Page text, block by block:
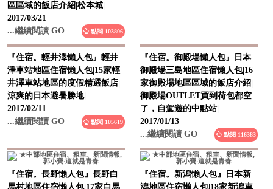
區區域的飯店介紹|松本城|
2017/03/21
...繼續閱讀 GO
點閱 103806
『住宿。輕井澤懶人包』輕井
澤車站地區住宿懶人包|15家輕
井澤車站地區的度假精選飯店|
涼爽的日本避暑勝地|
2017/02/11
...繼續閱讀 GO
點閱 105619
『住宿。御殿場懶人包』日本
御殿場三島地區住宿懶人包|16
家御殿場地區區域的飯店介紹|
御殿場OUTLET買到荷包都空
了，自駕遊的中點站|
2017/01/13
...繼續閱讀 GO
點閱 116383
『住宿。長野懶人包』長野白
『住宿。新潟懶人包』日本新